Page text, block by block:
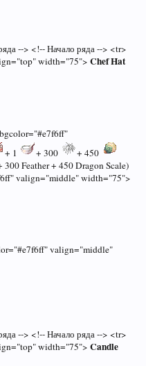
--> <!-- Начало ряда --> <tr>
width="75"> Chef Hat
+ 1 + 300
+ 450
Feather + 450 Dragon Scale)
valign="middle" width="75">
valign="middle"
--> <!-- Начало ряда --> <tr>
width="75"> Candle